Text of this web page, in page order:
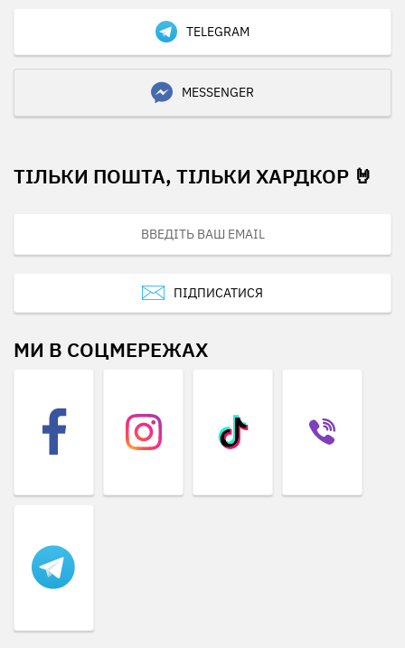
TELEGRAM
MESSENGER
ТІЛЬКИ ПОШТА, ТІЛЬКИ ХАРДКОР 🤘
ПІДПИСАТИСЯ
МИ В СОЦМЕРЕЖАХ